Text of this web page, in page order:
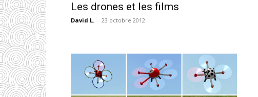
Les drones et les films
David L. - 23 octobre 2012